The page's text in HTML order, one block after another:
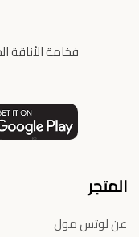
فخامة الأناقة
المتجر
عن لوتس مول